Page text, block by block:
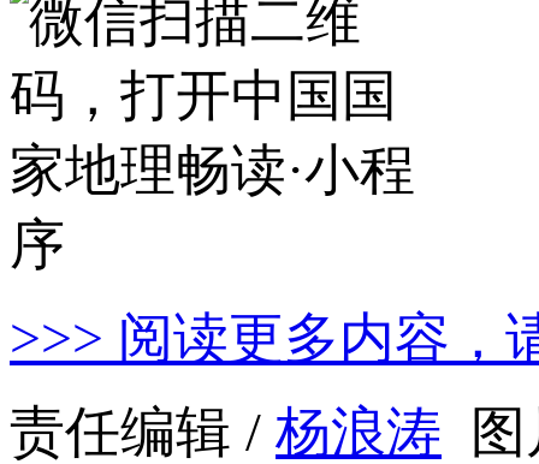
>>> 阅读更多内容，
责任编辑 / 杨浪涛